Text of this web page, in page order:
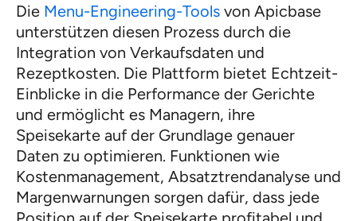
Die Menu-Engineering-Tools von Apicbase
unterstützen diesen Prozess durch die
Integration von Verkaufsdaten und
Rezeptkosten. Die Plattform bietet Echtzeit-
Einblicke in die Performance der Gerichte
und ermöglicht es Managern, ihre
Speisekarte auf der Grundlage genauer
Daten zu optimieren. Funktionen wie
Kostenmanagement, Absatztrendanalyse und
Margenwarnungen sorgen dafür, dass jede